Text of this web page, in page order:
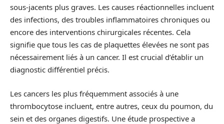
sous-jacents plus graves. Les causes réactionnelles incluent
des infections, des troubles inflammatoires chroniques ou
encore des interventions chirurgicales récentes. Cela
signifie que tous les cas de plaquettes élevées ne sont pas
nécessairement liés à un cancer. Il est crucial d’établir un
diagnostic différentiel précis.
Les cancers les plus fréquemment associés à une
thrombocytose incluent, entre autres, ceux du poumon, du
sein et des organes digestifs. Une étude prospective a